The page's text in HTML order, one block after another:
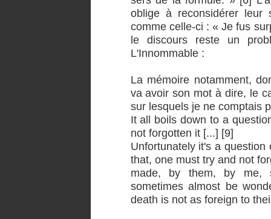
oblige à reconsidérer leur
comme celle-ci : « Je fus
le discours reste un
L'Innommable :
La mémoire notamment,
va avoir son mot à dire, le
sur lesquels je ne comptais
It all boils down to a
not forgotten it [...] [9]
Unfortunately it's a
that, one must try and not
made, by them, by me,
sometimes almost be
death is not as foreign to